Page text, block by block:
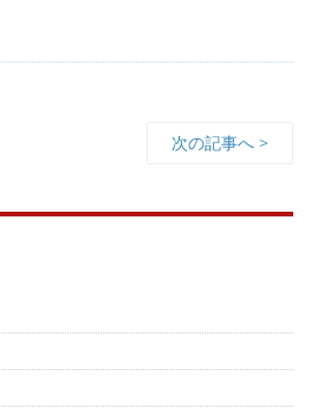
次の記事へ >